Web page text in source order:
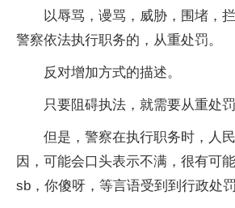
以辱骂，谩骂，威胁，围堵，
警察依法执行职务的，从重处罚。
反对增加方式的描述。
只要阻碍执法，就需要从重处罚
但是，警察在执行职务时，人
因，可能会口头表示不满，很有可
sb，你傻呀，等言语受到到行政处罚